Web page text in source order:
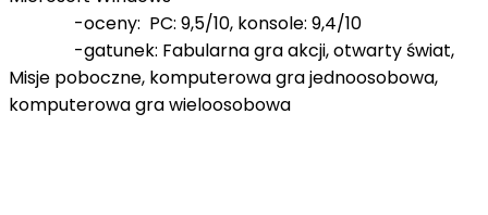
-oceny: PC: 9,5/10, konsole: 9,4/10
-gatunek: Fabularna gra akcji, otwarty świat,
Misje poboczne, komputerowa gra jednoosobowa,
komputerowa gra wieloosobowa